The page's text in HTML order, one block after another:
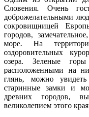
Словения. Очень
доброжелательными
сокровищницей
городов,
море. На
оздоровительных
озера. Зеленые
расположенными на
глянь, можно
старинные замки и
древних городов,
великолепием этого